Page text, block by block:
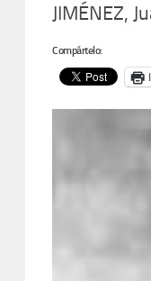
JIMÉNEZ,
Compártelo: